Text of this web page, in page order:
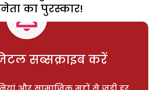
का पुरस्कार!
सब्सक्राइब करें